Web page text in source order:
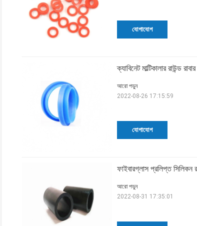
যোগাযোগ
ক্যাবিনেট মাল্টিকালার রাউন্ড
যোগাযোগ
আরো পড়ুন
2022-08-26 17:15:59
ফাইবারগ্লাস প্রলিপ্ত সিলিকন
আরো পড়ুন
2022-08-31 17:35:01